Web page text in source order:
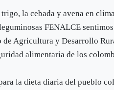
la cebada y avena en
FENALCE
Agricultura y Desarrollo
alimentaria de los
la dieta diaria del pueblo